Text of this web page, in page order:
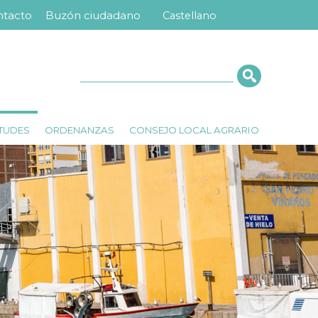
Castellano
Buzón ciudadano
ORDENANZAS CONSEJO LOCAL AGRARIO